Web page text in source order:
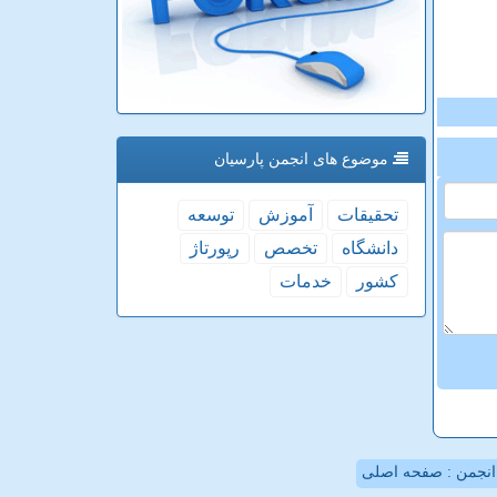
موضوع های انجمن پارسیان
تحقیقات آموزش
توسعه
دانشگاه
تخصص
رپورتاژ
كشور
خدمات
: صفحه اصلی